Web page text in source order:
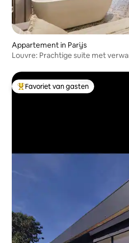
Appartement in Parijs
Louvre: Prachtige suite met
Topfavoriet van gasten
Favoriet van gasten